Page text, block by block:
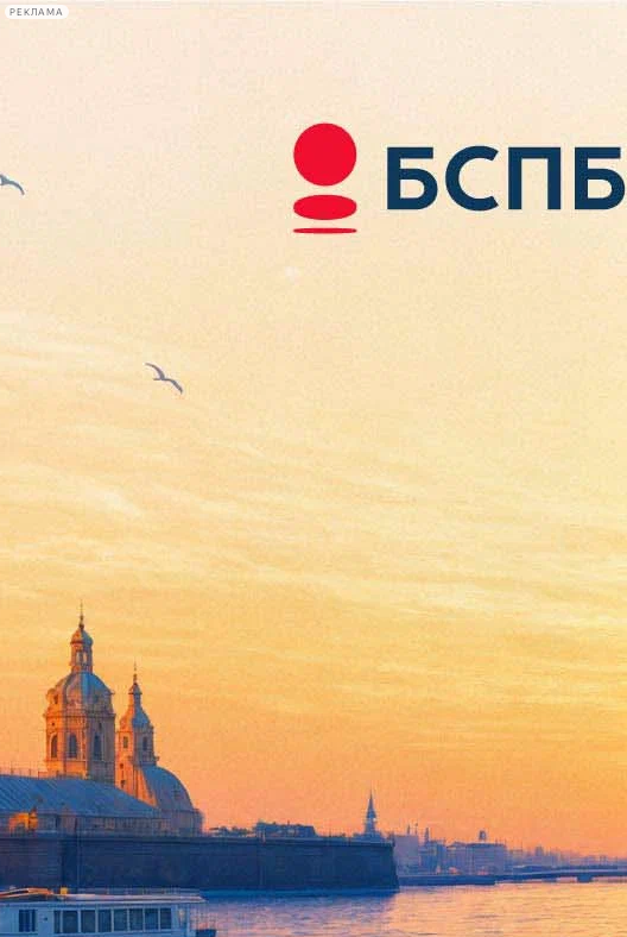
РЕКЛАМА
лекции
книги
Михайловский и Мариинка
19 апреля 2015,
В части музыкального театра итоги работы жюри «Золотой маски»
последнее время, что в части оперы и балета лидировал Петербург –
отдувалась провинция.
Ныне же итоги почти все призы за лучший мюзикл отправились в
мужской и женской роли в «Чаплине»: Мария Лагацкая-Зимина (Хедда
Панков, поставивший спектакль «Машина» в столичном Гоголь-центре.